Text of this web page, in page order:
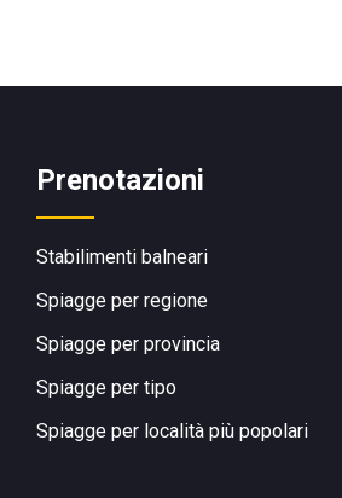
Prenotazioni
Stabilimenti balneari
Spiagge per regione
Spiagge per provincia
Spiagge per tipo
Spiagge per località più popolari